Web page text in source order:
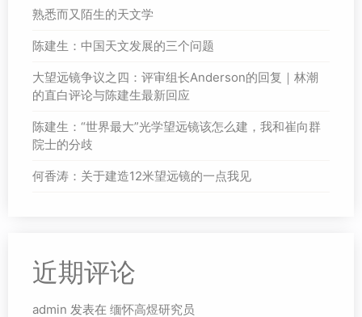
熟悉而又陌生的天文学
陈建生：中国天文发展的三个问题
大望远镜争议之四：评审组长Anderson的回复｜林潮
的直白评论与陈建生最新回应
陈建生：“世界最大”光学望远镜该怎么建，我和崔向群
院士的分歧
何香涛：关于建造12米望远镜的一点我见
近期评论
admin 发表在 缅怀高煜研究员